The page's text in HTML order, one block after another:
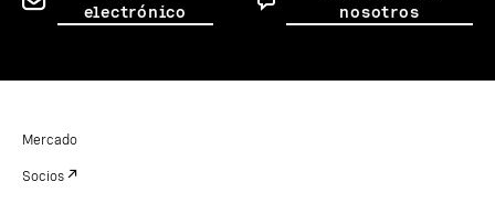
electrónico
nosotros
Mercado
Socios